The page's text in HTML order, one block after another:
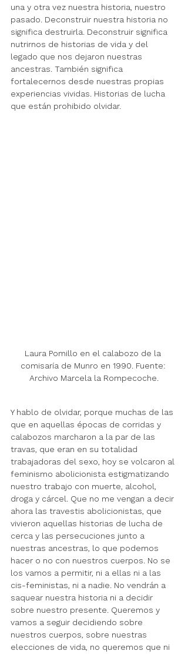
una y otra vez nuestra historia, nuestro
pasado. Deconstruir nuestra historia no
significa destruirla. Deconstruir significa
nutrirnos de historias de vida y del
legado que nos dejaron nuestras
ancestras. También significa
fortalecernos desde nuestras propias
experiencias vividas. Historias de lucha
que están prohibido olvidar.
Laura Pomillo en el calabozo de la
comisaría de Munro en 1990. Fuente:
Archivo Marcela la Rompecoche.
Y hablo de olvidar, porque muchas de las
que en aquellas épocas de corridas y
calabozos marcharon a la par de las
travas, que eran en su totalidad
trabajadoras del sexo, hoy se volcaron al
feminismo abolicionista estigmatizando
nuestro trabajo con muerte, alcohol,
droga y cárcel. Que no me vengan a decir
ahora las travestis abolicionistas, que
vivieron aquellas historias de lucha de
cerca y las persecuciones junto a
nuestras ancestras, lo que podemos
hacer o no con nuestros cuerpos. No se
los vamos a permitir, ni a ellas ni a las
cis-feministas, ni a nadie. No vendrán a
saquear nuestra historia ni a decidir
sobre nuestro presente. Queremos y
vamos a seguir decidiendo sobre
nuestros cuerpos, sobre nuestras
elecciones de vida, no queremos que ni